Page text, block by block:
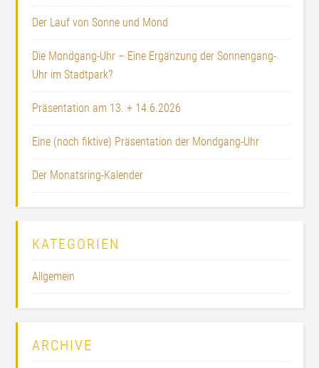
Der Lauf von Sonne und Mond
Die Mondgang-Uhr – Eine Ergänzung der Sonnengang-
Uhr im Stadtpark?
Präsentation am 13. + 14.6.2026
Eine (noch fiktive) Präsentation der Mondgang-Uhr
Der Monatsring-Kalender
KATEGORIEN
Allgemein
ARCHIVE